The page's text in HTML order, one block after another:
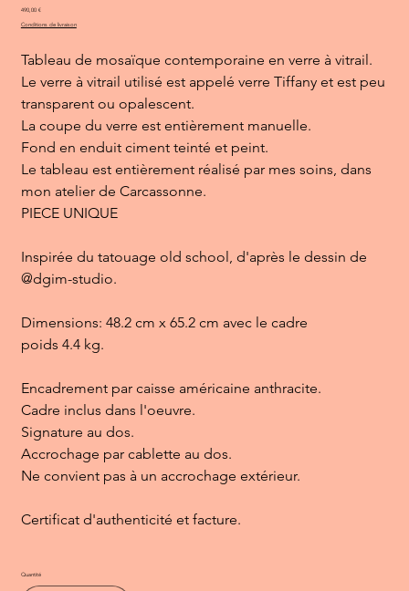
Prix
490,00 €
Conditions de livraison
Tableau de mosaïque contemporaine en verre à vitrail.
Le verre à vitrail utilisé est appelé verre Tiffany et est peu
transparent ou opalescent.
La coupe du verre est entièrement manuelle.
Fond en enduit ciment teinté et peint.
Le tableau est entièrement réalisé par mes soins, dans
mon atelier de Carcassonne.
PIECE UNIQUE
Inspirée du tatouage old school, d'après le dessin de
@dgim-studio.
Dimensions: 48.2 cm x 65.2 cm avec le cadre
poids 4.4 kg.
Encadrement par caisse américaine anthracite.
Cadre inclus dans l'oeuvre.
Signature au dos.
Accrochage par cablette au dos.
Ne convient pas à un accrochage extérieur.
Certificat d'authenticité et facture.
Quantité